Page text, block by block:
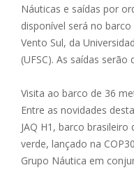
Náuticas e saídas por
disponível será no
Vento Sul, da
(UFSC). As saídas
Visita ao barco de 36
Entre as novidades
JAQ H1, barco
verde, lançado na
Grupo Náutica em